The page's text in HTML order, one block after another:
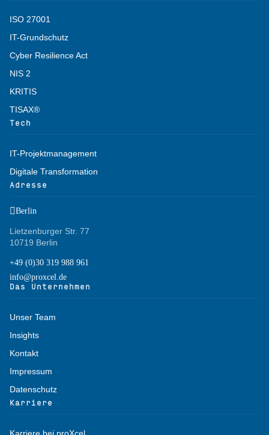
ISO 27001
IT-Grundschutz
Cyber Resilience Act
NIS 2
KRITIS
TISAX®
Tech
IT-Projektmanagement
Digitale Transformation
Adresse
Berlin
Lietzenburger Str. 77
10719 Berlin
+49 (0)30 319 988 961
info@proxcel.de
Das Unternehmen
Unser Team
Insights
Kontakt
Impressum
Datenschutz
Karriere